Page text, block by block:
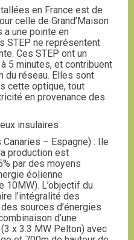
en France est de
celle de Grand’Maison
a une pointe en
STEP ne représentent
Ces STEP ont un
5 minutes, et contribuent
du réseau. Elles sont
cette optique, tout
en provenance des
insulaires :
Canaries – Espagne) : Ile
production est
par des moyens
éolienne
L’objectif du
l’intégralité des
sources d’énergies
d’une
x 3.3 MW Pelton) avec